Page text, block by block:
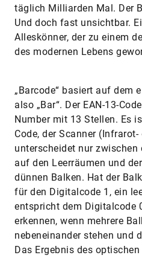
täglich Milliarden Mal. Der
Und doch fast unsichtbar.
Alleskönner, der zu einem
des modernen Lebens
„Barcode“ basiert auf dem
also „Bar“. Der EAN-13-
Number mit 13 Stellen. Es
Code, der Scanner
unterscheidet nur
auf den Leerräumen und
dünnen Balken. Hat der
für den Digitalcode 1, ein
entspricht dem Digitalcode
erkennen, wenn mehrere
nebeneinander stehen und
Das Ergebnis des